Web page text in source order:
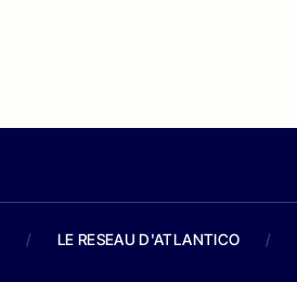
/ LE RESEAU D'ATLANTICO /